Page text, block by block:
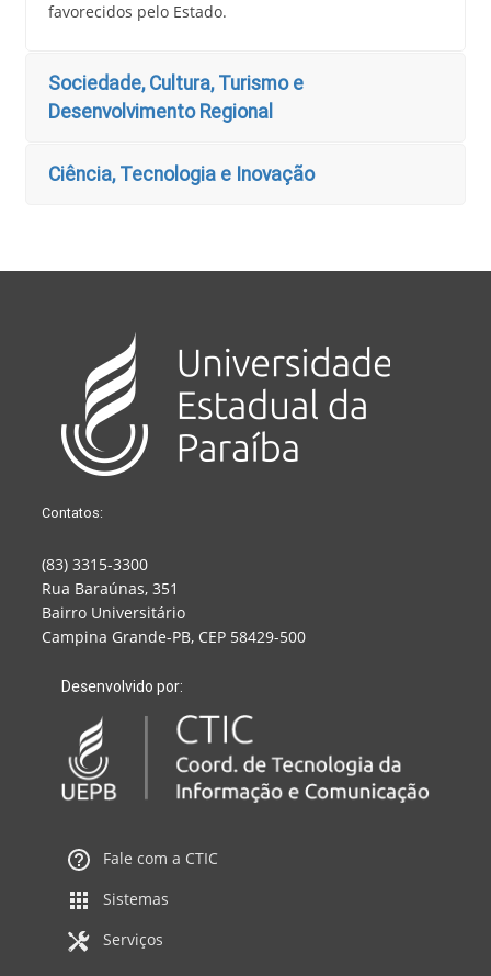
favorecidos pelo Estado.
Sociedade, Cultura, Turismo e
Desenvolvimento Regional
Ciência, Tecnologia e Inovação
Contatos:
(83) 3315-3300
Rua Baraúnas, 351
Bairro Universitário
Campina Grande-PB, CEP 58429-500
Desenvolvido por:
Fale com a CTIC
Sistemas
Serviços